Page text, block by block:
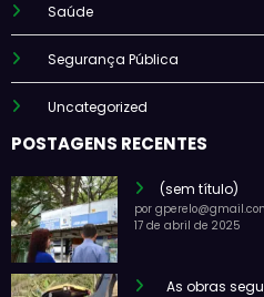
Saúde
Segurança Pública
Uncategorized
POSTAGENS RECENTES
(sem título)
por
17 de abril de 2025
As obras